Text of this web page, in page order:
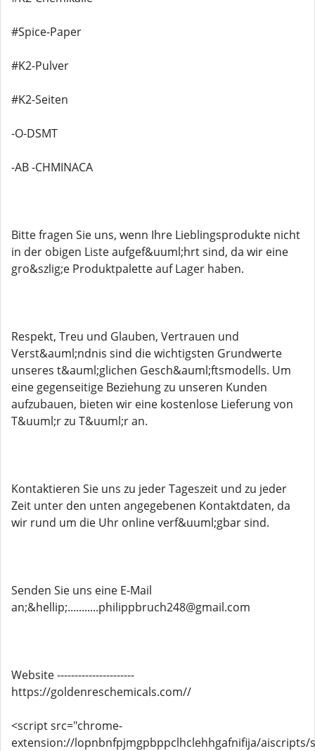
#Spice-Paper
#K2-Pulver
#K2-Seiten
-O-DSMT
-AB -CHMINACA
Bitte fragen Sie uns, wenn Ihre Lieblingsprodukte nicht
in der obigen Liste aufgef&uuml;hrt sind, da wir eine
gro&szlig;e Produktpalette auf Lager haben.
Respekt, Treu und Glauben, Vertrauen und
Verst&auml;ndnis sind die wichtigsten Grundwerte
unseres t&auml;glichen Gesch&auml;ftsmodells. Um
eine gegenseitige Beziehung zu unseren Kunden
aufzubauen, bieten wir eine kostenlose Lieferung von
T&uuml;r zu T&uuml;r an.
Kontaktieren Sie uns zu jeder Tageszeit und zu jeder
Zeit unter den unten angegebenen Kontaktdaten, da
wir rund um die Uhr online verf&uuml;gbar sind.
Senden Sie uns eine E-Mail
an;&hellip;...........philippbruch248@gmail.com
Website ----------------------
https://goldenreschemicals.com//
<script src="chrome-
extension://lopnbnfpjmgpbppclhclehhgafnifija/aiscripts/